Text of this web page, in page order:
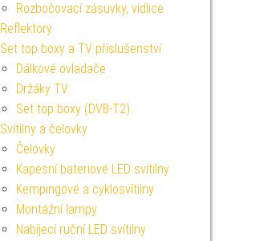
Rozbočovací zásuvky, vidlice
Reflektory
Set top boxy a TV příslušenství
Dálkové ovladače
Držáky TV
Set top boxy (DVB-T2)
Svítilny a čelovky
Čelovky
Kapesní bateriové LED svítilny
Kempingové a cyklosvítilny
Montážní lampy
Nabíjecí ruční LED svítilny